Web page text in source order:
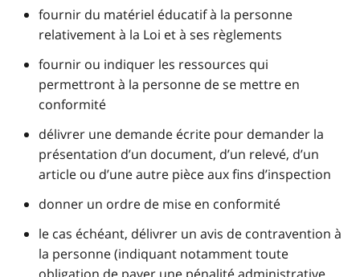
fournir du matériel éducatif à la personne
relativement à la Loi et à ses règlements
fournir ou indiquer les ressources qui
permettront à la personne de se mettre en
conformité
délivrer une demande écrite pour demander la
présentation d’un document, d’un relevé, d’un
article ou d’une autre pièce aux fins d’inspection
donner un ordre de mise en conformité
le cas échéant, délivrer un avis de contravention à
la personne (indiquant notamment toute
obligation de payer une pénalité administrative